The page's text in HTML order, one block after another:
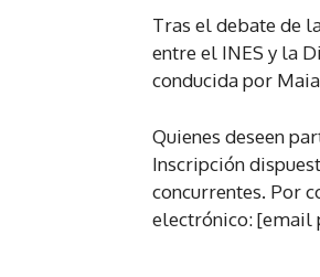
Tras el debate de
entre el INES y la
conducida por
Quienes deseen
Inscripción
concurrentes. Por
electrónico: [email